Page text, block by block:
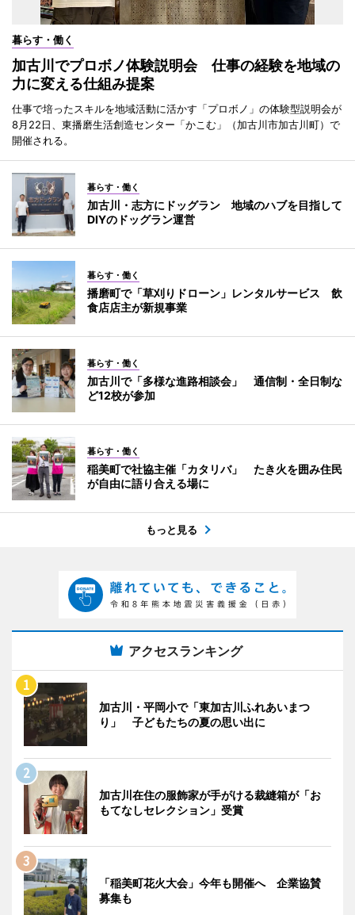
暮らす・働く
加古川でプロボノ体験説明会 仕事の経験を地域の
力に変える仕組み提案
仕事で培ったスキルを地域活動に活かす「プロボノ」の体験型説明会が
8月22日、東播磨生活創造センター「かこむ」（加古川市加古川町）で
開催される。
暮らす・働く
加古川・志方にドッグラン 地域のハブを目指して
DIYのドッグラン運営
暮らす・働く
播磨町で「草刈りドローン」レンタルサービス 飲
食店店主が新規事業
暮らす・働く
加古川で「多様な進路相談会」 通信制・全日制な
ど12校が参加
暮らす・働く
稲美町で社協主催「カタリバ」 たき火を囲み住民
が自由に語り合える場に
もっと見る
アクセスランキング
加古川・平岡小で「東加古川ふれあいまつ
り」 子どもたちの夏の思い出に
加古川在住の服飾家が手がける裁縫箱が「お
もてなしセレクション」受賞
「稲美町花火大会」今年も開催へ 企業協賛
募集も